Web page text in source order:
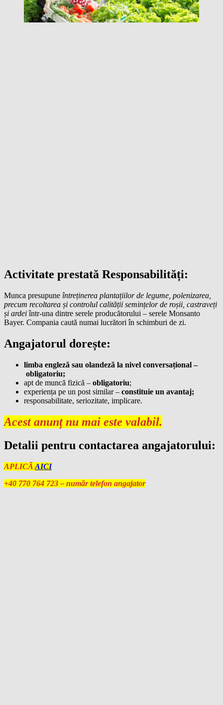
Activitate prestată Responsabilități:
Munca presupune întreținerea plantațiilor de legume, polenizarea,
precum recoltarea și controlul calității semințelor de roșii, castraveți
și ardeiîntr-una dintre serele producătorului – serele Monsanto
Bayer. Compania caută numai lucrători în schimburi de zi.
Angajatorul dorește:
limba engleză sau olandeză la nivel conversațional –
obligatoriu;
apt de muncă fizică – obligatoriu;
experiența pe un post similar – constituie un avantaj;
responsabilitate, seriozitate, implicare.
Acest anunț nu mai este valabil.
Detalii pentru contactarea angajatorului:
APLICĂ AICI
+40 770 764 723 – număr telefon angajator